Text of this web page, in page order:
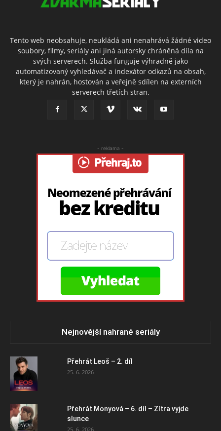
Tento web neobsahuje, neukládá ani nenahrává žádné video
soubory, filmy, seriály ani jiná autorsky chráněná díla na
svých serverech. Služba funguje výhradně jako
automatizovaný vyhledávač a indexátor odkazů na obsah,
který je nahrán, hostován a veřejně sdílen na externích
serverech třetích stran.
- reklama -
Nejnovější nahrané seriály
Přehrát Leoš – 2. díl
25. 6. 2026
Přehrát Monyová – 6. díl – Zítra vyjde
slunce
25. 6. 2026